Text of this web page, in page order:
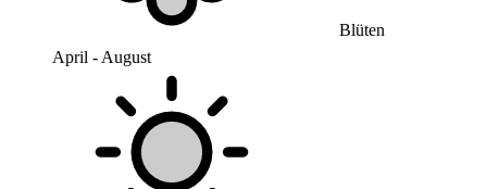
Blüten
April - August